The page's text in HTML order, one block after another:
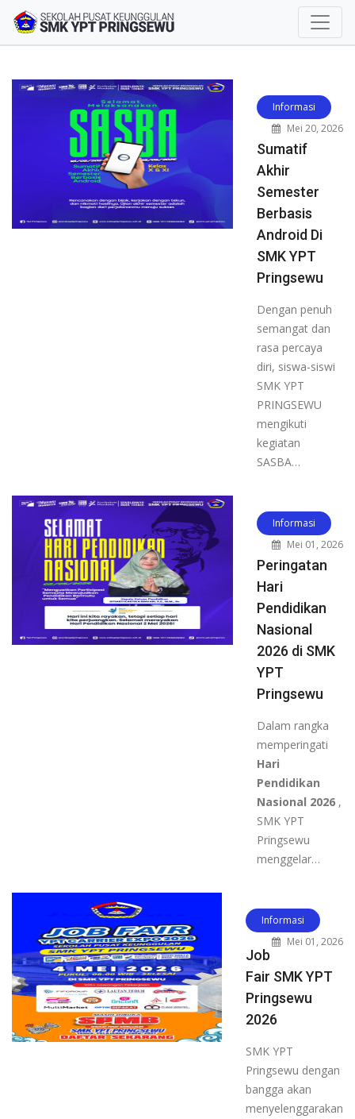
Informasi
Mei 20, 2026
Sumatif
Akhir
Semester
Berbasis
Android Di
SMK YPT
Pringsewu
Dengan penuh
semangat dan
rasa percaya
diri, siswa-siswi
SMK YPT
PRINGSEWU
mengikuti
kegiatan
SASBA…
Informasi
Mei 01, 2026
Peringatan
Hari
Pendidikan
Nasional
2026 di SMK
YPT
Pringsewu
Dalam rangka
memperingati
Hari
Pendidikan
Nasional 2026 ,
SMK YPT
Pringsewu
menggelar…
Informasi
Mei 01, 2026
Job
Fair SMK YPT
Pringsewu
2026
SMK YPT
Pringsewu dengan
bangga akan
menyelenggarakan